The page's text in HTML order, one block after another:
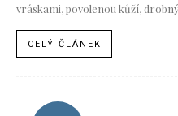
vráskami, povolenou kůží,
CELÝ ČLÁNEK